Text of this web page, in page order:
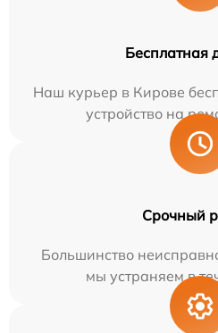
Бесплатная
Наш курьер в Кирове
устройство на
Срочный
Большинство
мы устраняем в